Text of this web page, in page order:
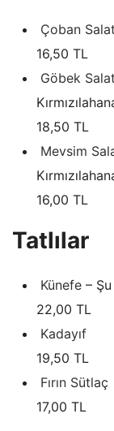
Çoban
16,50 TL
Göbek
18,50 TL
Mevsim
16,00 TL
Tatlılar
Künefe –
22,00 TL
Kadayıf
19,50 TL
Fırın Sütlaç
17,00 TL